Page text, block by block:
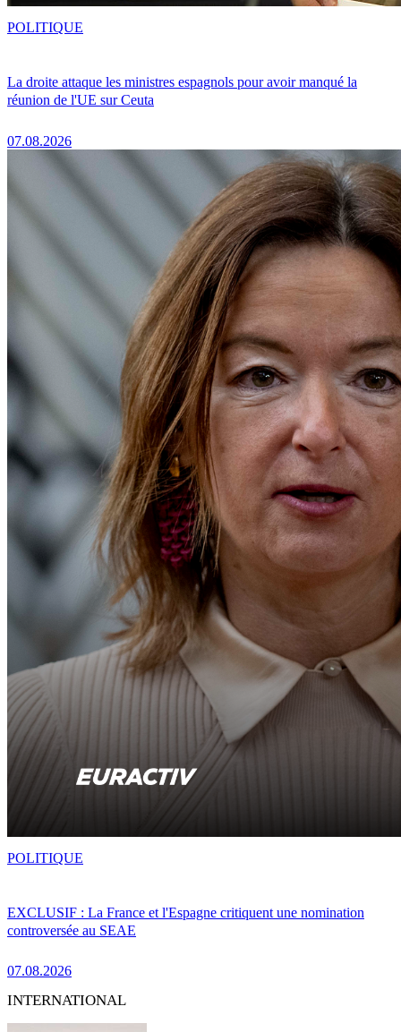
La droite attaque les ministres espagnols pour avoir manqué la
réunion de l'UE sur Ceuta
07.08.2026
POLITIQUE
EXCLUSIF : La France et l'Espagne critiquent une nomination
controversée au SEAE
07.08.2026
POLITIQUE
INTERNATIONAL